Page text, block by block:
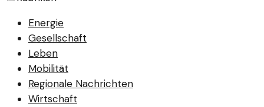
Energie
Gesellschaft
Leben
Mobilität
Regionale Nachrichten
Wirtschaft